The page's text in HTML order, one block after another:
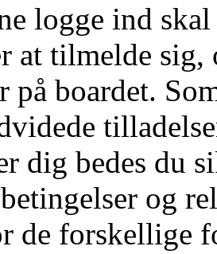
logge ind
at tilmelde
på boardet.
dig bedes du
og
de forskellige